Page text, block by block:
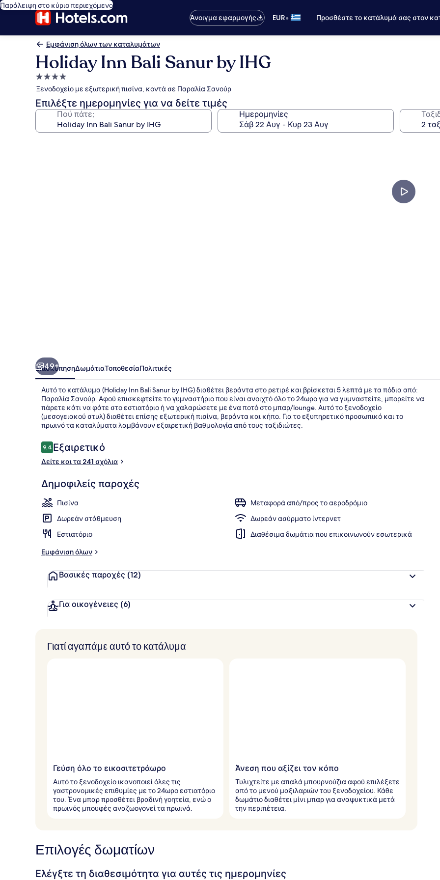
Παράλειψη στο κύριο περιεχόμενο
Άνοιγμα εφαρμογής
EUR• Προσθέστε το κατάλυμά σας στον
Εμφάνιση όλων των καταλυμάτων
Holiday Inn Bali Sanur by IHG
Κατάλυμα
με
4.0
αστέρια
Ξενοδοχείο με εξωτερική πισίνα, κοντά σε Παραλία Σανούρ
Επιλέξτε ημερομηνίες για να δείτε τιμές
Πού πάτε; Ημερομηνίες
Σημείο
49+
ΕπισκόπησηΔωμάτιαΤοποθεσίαΠολιτικές
Αυτό το κατάλυμα (Holiday Inn Bali Sanur by IHG) διαθέτει βεράντα στο ρετιρέ και βρίσκεται 5 λεπτά με τα πόδια από:
Παραλία Σανούρ. Αφού επισκεφτείτε το γυμναστήριο που είναι ανοιχτό όλο το 24ωρο για να γυμναστείτε, μπορείτε να
πάρετε κάτι να φάτε στο εστιατόριο ή να χαλαρώσετε με ένα ποτό στο μπαρ/lounge. Αυτό το ξενοδοχείο
(μεσογειακού στυλ) διαθέτει επίσης εξωτερική πισίνα, βεράντα και κήπο. Για το εξυπηρετικό προσωπικό και το
πρωινό τα καταλύματα λαμβάνουν εξαιρετική βαθμολογία από τους ταξιδιώτες.
Σχόλια
9,49,4 στα 10
Εξαιρετικό
Δείτε και τα 241 σχόλια
Δημοφιλείς παροχές
Πισίνα
Μεταφορά από/προς το αεροδρόμιο
Δωρεάν στάθμευση
Δωρεάν ασύρματο ίντερνετ
Εστιατόριο
Διαθέσιμα δωμάτια που επικοινωνούν εσωτερικά
Εμφάνιση όλων
Βασικές παροχές (12)
Για οικογένειες (6)
Γιατί αγαπάμε αυτό το κατάλυμα
Γεύση όλο το εικοσιτετράωρο
Αυτό το ξενοδοχείο ικανοποιεί όλες τις
γαστρονομικές επιθυμίες με το 24ωρο εστιατόριο
του. Ένα μπαρ προσθέτει βραδινή γοητεία, ενώ ο
πρωινός μπουφές αναζωογονεί τα πρωινά.
Άνεση που αξίζει τον κόπο
Τυλιχτείτε με απαλά μπουρνούζια αφού επιλέξετε
από το μενού μαξιλαριών του ξενοδοχείου. Κάθε
δωμάτιο διαθέτει μίνι μπαρ για αναψυκτικά μετά
την περιπέτεια.
Επιλογές δωματίων
Ελέγξτε τη διαθεσιμότητα για αυτές τις ημερομηνίες